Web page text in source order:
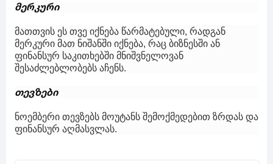
მერკური
მათთვის ეს თვე იქნება წარმატებული, რადგან
მერკური მათ ნიშანში იქნება, რაც ბიზნესში ან
ფინანსურ საკითხებში მნიშვნელოვან
შესაძლებლობებს აჩენს.
თევზები
ნოემბერი თევზებს მოუტანს შემოქმედებით ზრდას და
ფინანსურ აღმასვლას.